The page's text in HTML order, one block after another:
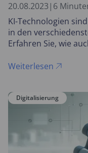
20.08.2023 | 6
KI-Technologien
in den
Erfahren Sie, wie
Weiterlesen
Digitalisierung